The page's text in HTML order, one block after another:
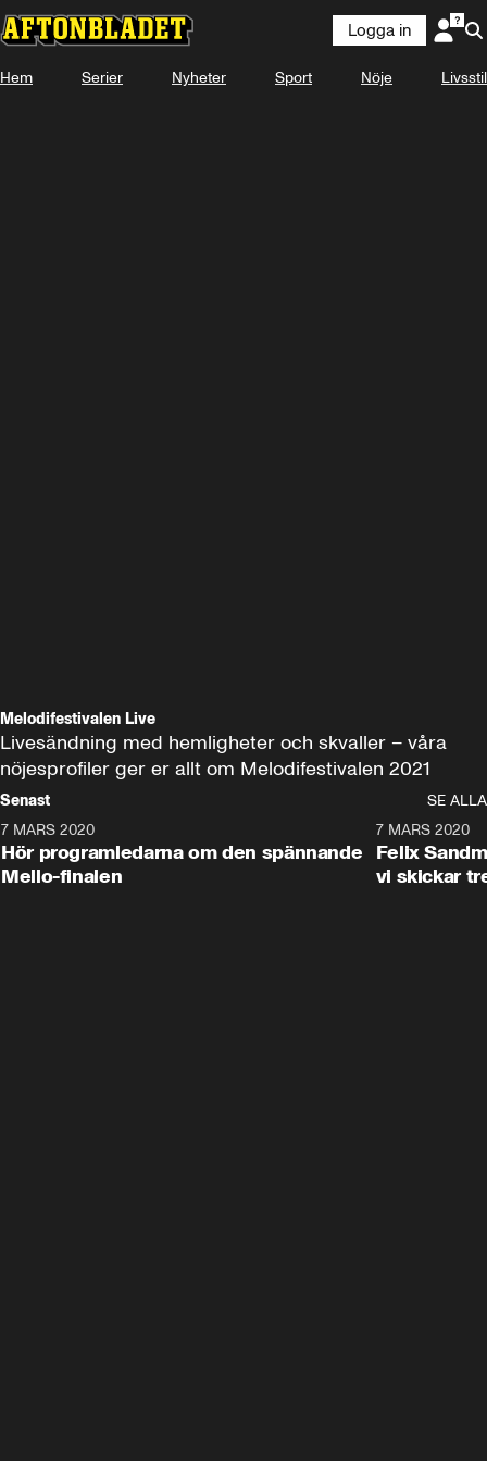
Logga in
Hem Serier Nyheter Sport Nöje Livsstil
Melodifestivalen Live
Livesändning med hemligheter och skvaller – våra
nöjesprofiler ger er allt om Melodifestivalen 2021
Senast
SE ALLA
7 MARS 2020
Hör programledarna om den spännande
Mello-finalen
7 MARS 2020
Felix
vi skickar